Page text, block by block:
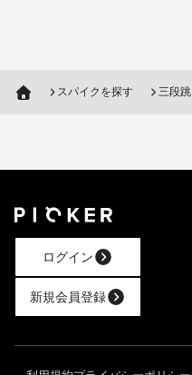
スパイクを探す 三段跳
ログイン
新規会員登録